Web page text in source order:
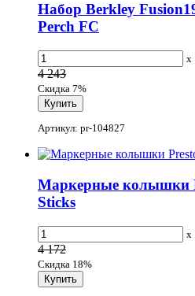
Набор Berkley
Perch FC
x
4 243
Скидка 7%
Артикул: pr-104827
Маркерные колышки
Sticks
x
4 172
Скидка 18%